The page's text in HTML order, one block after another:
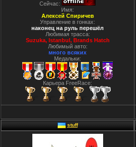
Сейчас:
Имя:
Алексей Спиричев
Управление в гонках:
наконец на руль перешёл
Любимая трасса:
Suzuka, Istanbul, Вrands Hatch
Любимый авто:
много всяких
Медальки:
Карьера FreeRace:
stuff